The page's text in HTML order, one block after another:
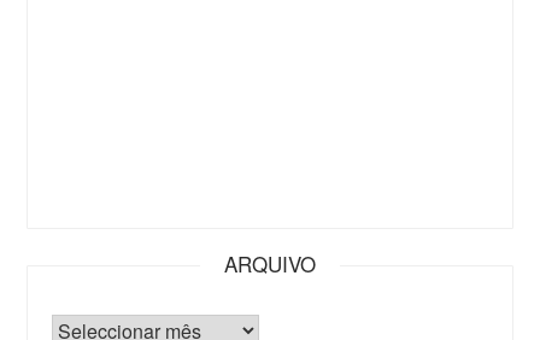
ARQUIVO